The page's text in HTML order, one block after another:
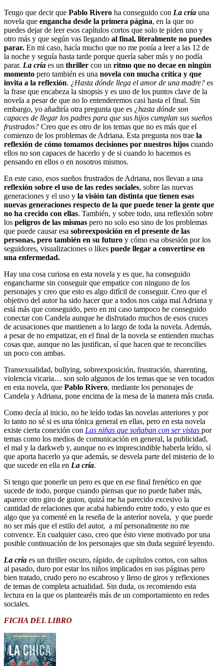
Tengo que decir que Pablo Rivero ha conseguido con La cría una
novela que engancha desde la primera página, en la que no
puedes dejar de leer esos capítulos cortos que solo te piden uno y
otro más y que según vas llegando al final, literalmente no puedes
parar. En mi caso, hacía mucho que no me ponía a leer a las 12 de
la noche y seguía hasta tarde porque quería saber más y no podía
parar. La cría es un thriller con un ritmo que no decae en ningún
momento pero también es una novela con mucha crítica y que
invita a la reflexión. ¿Hasta dónde llega el amor de una madre? es
la frase que encabeza la sinopsis y es uno de los puntos clave de la
novela a pesar de que no lo entenderemos casi hasta el final. Sin
embargo, yo añadiría otra pregunta que es ¿hasta dónde son
capaces de llegar los padres para que sus hijos cumplan sus sueños
frustrados? Creo que es otro de los temas que no es más que el
comienzo de los problemas de Adriana. Esta pregunta nos trae la
reflexión de cómo tomamos decisiones por nuestros hijos cuando
ellos no son capaces de hacerlo y de si cuando lo hacemos es
pensando en ellos o en nosotros mismos.
En este caso, esos sueños frustrados de Adriana, nos llevan a una
reflexión sobre el uso de las redes sociales, sobre las nuevas
generaciones y el uso y la visión tan distinta que tienen esas
nuevas generaciones respecto de la que puede tener la gente que
no ha crecido con ellas. También, y sobre todo, una reflexión sobre
los peligros de las mismas pero no solo eso sino de los problemas
que puede causar esa sobreexposición en el presente de las
personas, pero también en su futuro y cómo esa obsesión por los
seguidores, visualizaciones o likes puede llegar a convertirse en
una enfermedad.
Hay una cosa curiosa en esta novela y es que, ha conseguido
engancharme sin conseguir que empatice con ninguno de los
personajes y creo que esto es algo difícil de conseguir. Creo que el
objetivo del autor ha sido hacer que a todos nos caiga mal Adriana y
está más que conseguido, pero en mi caso tampoco he conseguido
conectar con Candela aunque he disfrutado muchos de esos cruces
de acusaciones que mantienen a lo largo de toda la novela. Además,
a pesar de no empatizar, en el final de la novela se entienden muchas
cosas que, aunque no las justifican, sí que hacen que te reconcilies
un poco con ambas.
Transexualidad, bullying, sobreexposición, frustración, sharenting,
violencia vicaria… son solo algunos de los temas que se ven tocados
en esta novela, que Pablo Rivero, mediante los personajes de
Candela y Adriana, pone encima de la mesa de la manera más cruda.
Como decía al inicio, no he leído todas las novelas anteriores y por
lo tanto no sé si es una tónica general en ellas, pero en esta novela
existe cierta conexión con Las niñas que soñaban con ser vistas por
temas como los medios de comunicación en general, la publicidad,
el mal y la darkweb y, aunque no es imprescindible haberla leído, sí
que aporta hacerlo ya que además, se desvela parte del misterio de lo
que sucede en ella en La cría.
Si tengo que ponerle un pero es que en ese final frenético en que
sucede de todo, porque cuando piensas que no puede haber más,
aparece otro giro de guion, quizá me ha parecido excesivo la
cantidad de relaciones que acaba habiendo entre todo, y esto que es
algo que ya comenté en la reseña de la anterior novela, y que puede
no ser más que el estilo del autor, a mí personalmente no me
convence. En cualquier caso, creo que ésto viene motivado por una
posible continuación de los personajes que sin duda seguiré leyendo.
La cría es un thriller oscuro, rápido, de capítulos cortos, con saltos
al pasado, duro por estar los niños implicados en sus páginas pero
bien tratado, crudo pero no escabroso y lleno de giros y reflexiones
de temas de completa actualidad. Sin duda, os recomiendo esta
lectura en la que os plantearéis más de un comportamiento en redes
sociales.
FICHA DEL LIBRO